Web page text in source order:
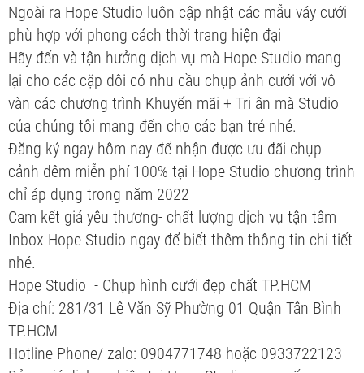
Ngoài ra Hope Studio luôn cập nhật các mẫu váy cưới
phù hợp với phong cách thời trang hiện đại
Hãy đến và tận hưởng dịch vụ mà Hope Studio mang
lại cho các cặp đôi có nhu cầu chụp ảnh cưới với vô
vàn các chương trình Khuyến mãi + Tri ân mà Studio
của chúng tôi mang đến cho các bạn trẻ nhé.
Đăng ký ngay hôm nay để nhận được ưu đãi chụp
cảnh đêm miễn phí 100% tại Hope Studio chương trình
chỉ áp dụng trong năm 2022
Cam kết giá yêu thương- chất lượng dịch vụ tận tâm
Inbox Hope Studio ngay để biết thêm thông tin chi tiết
nhé.
Hope Studio - Chụp hình cưới đẹp chất TP.HCM
Địa chỉ: 281/31 Lê Văn Sỹ Phường 01 Quận Tân Bình
TP.HCM
Hotline Phone/ zalo: 0904771748 hoặc 0933722123